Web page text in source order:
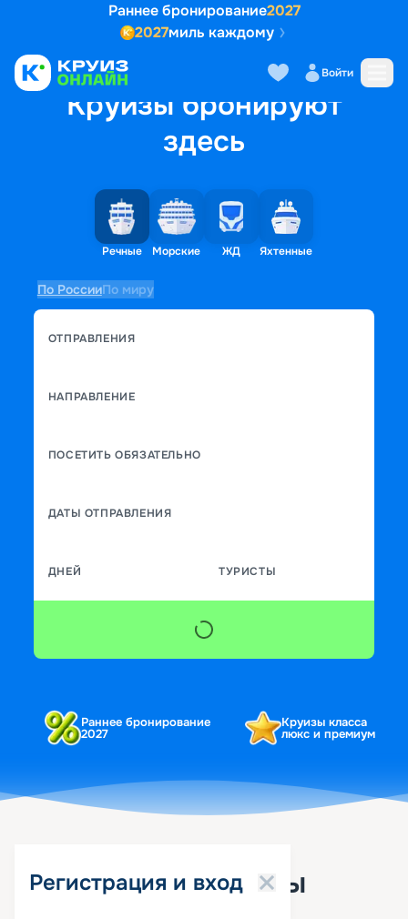
Раннее бронирование2027
2027миль каждому
Войти
Круизы бронируют
здесь
Речные Морские ЖД Яхтенные
По РоссииПо миру
ОТПРАВЛЕНИЯ
НАПРАВЛЕНИЕ
ПОСЕТИТЬ ОБЯЗАТЕЛЬНО
ДАТЫ ОТПРАВЛЕНИЯ
ДНЕЙ ТУРИСТЫ
Раннее бронирование
2027
Круизы класса
люкс и премиум
Регистрация и вход
Популярные круизы